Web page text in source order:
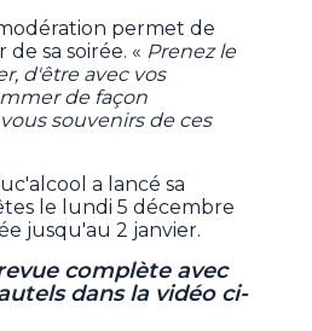
permet de
sa soirée. « Prenez le
d'être avec vos
de façon
souvenirs de ces
a lancé sa
le lundi 5 décembre
jusqu'au 2 janvier.
complète avec
dans la vidéo ci-